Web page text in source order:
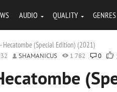
AUDIO QUALITY GENRES
Hecatombe (Special Edition) (2021)
SHAMANICUS 1 782 0